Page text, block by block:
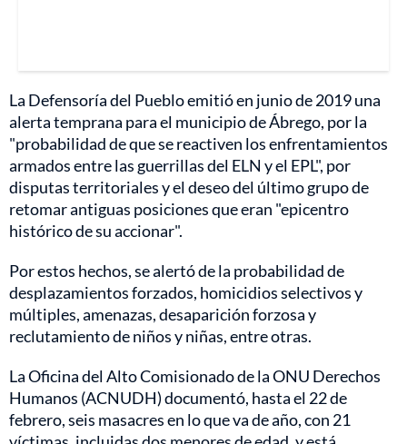
La Defensoría del Pueblo emitió en junio de 2019 una
alerta temprana para el municipio de Ábrego, por la
"probabilidad de que se reactiven los enfrentamientos
armados entre las guerrillas del ELN y el EPL", por
disputas territoriales y el deseo del último grupo de
retomar antiguas posiciones que eran "epicentro
histórico de su accionar".
Por estos hechos, se alertó de la probabilidad de
desplazamientos forzados, homicidios selectivos y
múltiples, amenazas, desaparición forzosa y
reclutamiento de niños y niñas, entre otras.
La Oficina del Alto Comisionado de la ONU Derechos
Humanos (ACNUDH) documentó, hasta el 22 de
febrero, seis masacres en lo que va de año, con 21